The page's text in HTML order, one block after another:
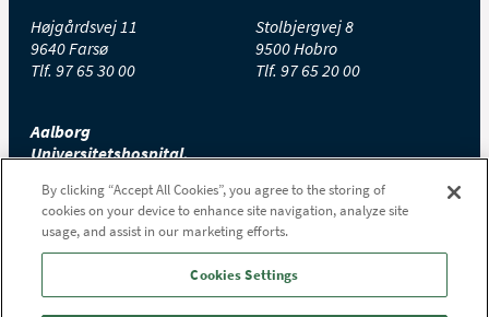
Højgårdsvej 11
9640 Farsø
Tlf. 97 65 30 00
Stolbjergvej 8
9500 Hobro
Tlf. 97 65 20 00
Aalborg
Universitetshospital,
Højtoftevej 2
7700 Thisted
Tlf.97 65 00 00
By clicking “Accept All Cookies”, you agree to the storing of
cookies on your device to enhance site navigation, analyze site
usage, and assist in our marketing efforts.
Cookies Settings